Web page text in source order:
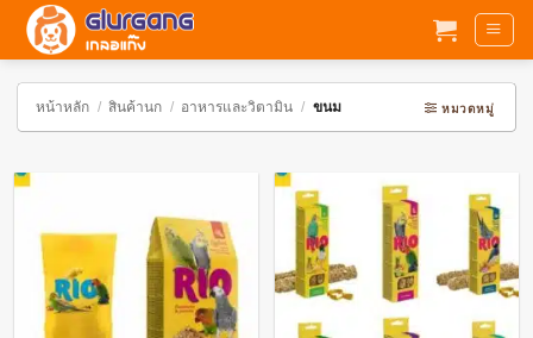
ข้าม
หน้าหลัก / สินค้านก / อาหารและวิตามิน / ขนม หมวดหมู่